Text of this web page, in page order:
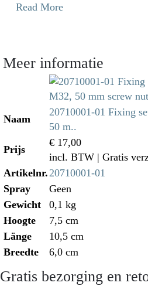
Read More
Meer informatie
Naam
20710001-01 Fixing
50 m..
Prijs
€ 17,00
incl. BTW | Gratis
Artikelnr. 20710001-01
Spray
Geen
Gewicht
0,1 kg
Hoogte
7,5 cm
Länge
10,5 cm
Breedte
6,0 cm
Gratis bezorging en